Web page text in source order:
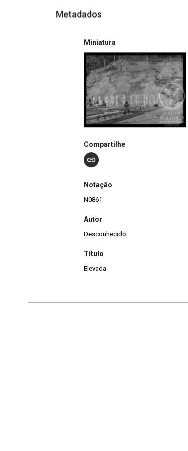
Metadados
Miniatura
Compartilhe
Notação
N0861
Autor
Desconhecido
Título
Elevada